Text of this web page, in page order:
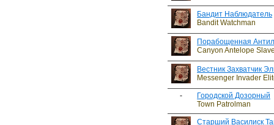
Бандит Наблюдатель
Bandit Watchman
Порабощенная
Canyon Antelope
Вестник Захватчик
Messenger Invader
-
Городской Дозорный
Town Patrolman
Старший Василиск